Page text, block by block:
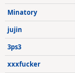
Minatory
jujin
3ps3
xxxfucker